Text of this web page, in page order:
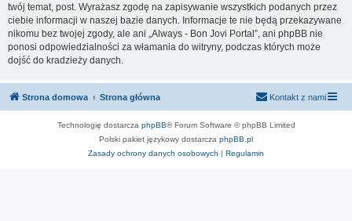
twój temat, post. Wyrażasz zgodę na zapisywanie wszystkich podanych przez
ciebie informacji w naszej bazie danych. Informacje te nie będą przekazywane
nikomu bez twojej zgody, ale ani „Always - Bon Jovi Portal”, ani phpBB nie
ponosi odpowiedzialności za włamania do witryny, podczas których może
dojść do kradzieży danych.
Strona domowa Strona główna Kontakt z nami
Technologię dostarcza phpBB® Forum Software © phpBB Limited
Polski pakiet językowy dostarcza phpBB.pl
Zasady ochrony danych osobowych | Regulamin